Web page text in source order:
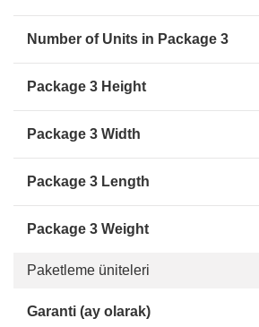
Paketleme üniteleri
Number of Units in Package 3
Package 3 Height
Package 3 Width
Package 3 Length
Package 3 Weight
Garanti (ay olarak)